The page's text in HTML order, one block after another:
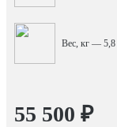
Вес, кг — 5,8
55 500 ₽